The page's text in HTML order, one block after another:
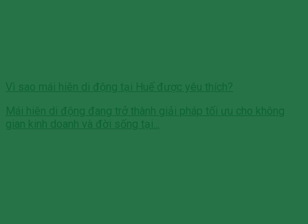
Vì sao mái hiên di động tại Huế được yêu thích?
Mái hiên di động đang trở thành giải pháp tối ưu cho không
gian kinh doanh và đời sống tại...